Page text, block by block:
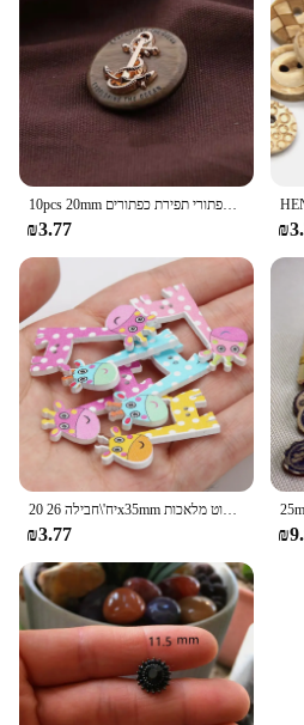
10pcs 20mm דקורטיבי כפתורי בגדי חיל הים רטרו עוגן עיצוב אופנה בגדי מעיל צמר מעיל כפתורי תפירת כפתורים
₪3.77
20 יח'\חבילה 26x35mm חמוד ג 'ירפה 2 חור עץ תפירת כפתורים לילדים בגדי אביזרי רקמה רעיונות קישוט מלאכות
₪3.77